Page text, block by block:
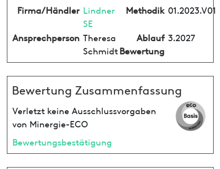
Firma/Händler Lindner
SE
Methodik 01.2023.V01
Ansprechperson Theresa
Schmidt
Ablauf
Bewertung
3.2027
Bewertung Zusammenfassung
Verletzt keine Ausschlussvorgaben
von Minergie-ECO
Bewertungsbestätigung